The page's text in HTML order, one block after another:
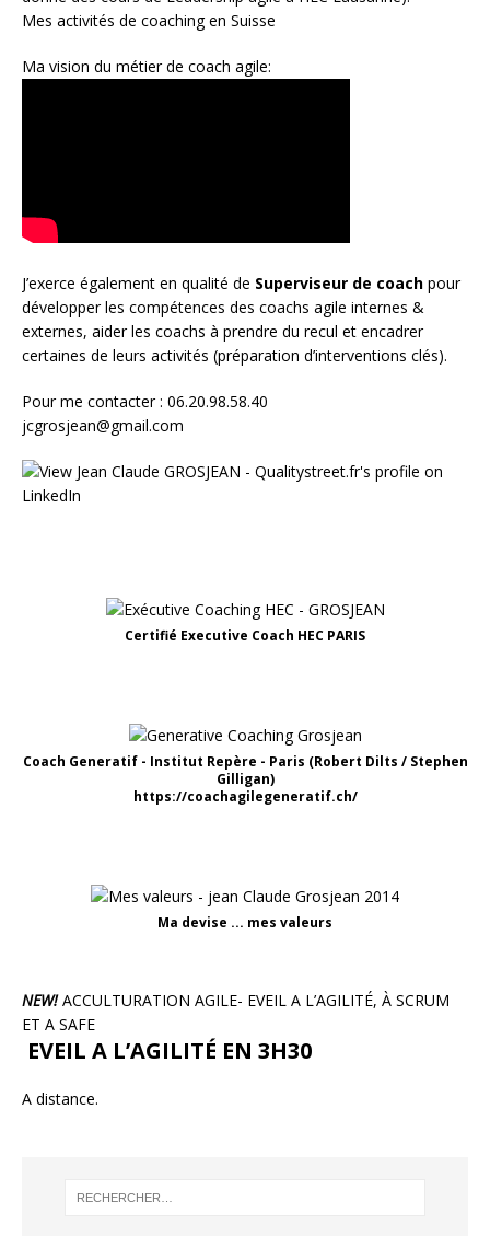
Mes activités de coaching en Suisse
Ma vision du métier de coach agile:
J’exerce également en qualité de Superviseur de coach pour
développer les compétences des coachs agile internes &
externes, aider les coachs à prendre du recul et encadrer
certaines de leurs activités (préparation d’interventions clés).
Pour me contacter : 06.20.98.58.40
jcgrosjean@gmail.com
Certifié Executive Coach HEC PARIS
Coach Generatif - Institut Repère - Paris (Robert Dilts / Stephen
Gilligan)
https://coachagilegeneratif.ch/
Ma devise ... mes valeurs
NEW!ACCULTURATION AGILE- EVEIL A L’AGILITÉ, À SCRUM
ET A SAFE
EVEIL A L’AGILITÉ EN 3H30
A distance.